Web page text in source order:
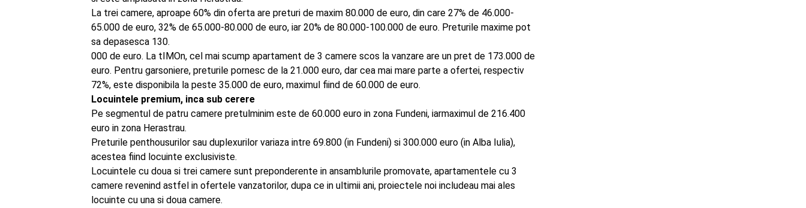
La trei camere, aproape 60% din oferta are preturi de maxim 80.000 de euro, din care 27% de 46.000-
65.000 de euro, 32% de 65.000-80.000 de euro, iar 20% de 80.000-100.000 de euro. Preturile maxime pot
sa depasesca 130.
000 de euro. La tIMOn, cel mai scump apartament de 3 camere scos la vanzare are un pret de 173.000 de
euro. Pentru garsoniere, preturile pornesc de la 21.000 euro, dar cea mai mare parte a ofertei, respectiv
72%, este disponibila la peste 35.000 de euro, maximul fiind de 60.000 de euro.
Locuintele premium, inca sub cerere
Pe segmentul de patru camere pretulminim este de 60.000 euro in zona Fundeni, iarmaximul de 216.400
euro in zona Herastrau.
Preturile penthousurilor sau duplexurilor variaza intre 69.800 (in Fundeni) si 300.000 euro (in Alba Iulia),
acestea fiind locuinte exclusiviste.
Locuintele cu doua si trei camere sunt preponderente in ansamblurile promovate, apartamentele cu 3
camere revenind astfel in ofertele vanzatorilor, dupa ce in ultimii ani, proiectele noi includeau mai ales
locuinte cu una si doua camere.